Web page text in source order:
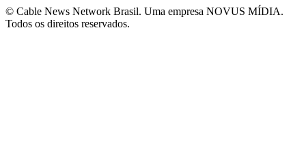
© Cable News Network Brasil. Uma empresa NOVUS MÍDIA.
Todos os direitos reservados.